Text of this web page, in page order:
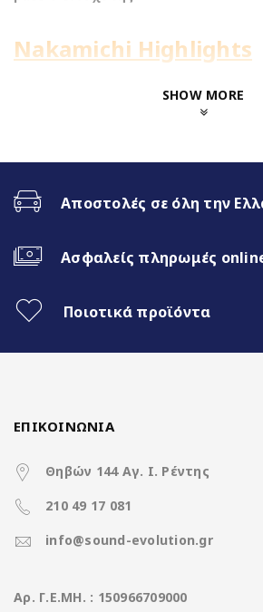
Nakamichi Highlights
1280*720 HD
8Core@1.8GHz |
WiFi Built-in
Fast Boot 1 sec
Ασύρματο CarPlay &
7 Color Button LED
Χαρακτηριστικά
SHOW MORE
Αποστολές σε όλη την
Ασφαλείς πληρωμές
Ποιοτικά προϊόντα
ΕΠΙΚΟΙΝΩΝΙΑ
Θηβών 144 Αγ. Ι. Ρέντης
210 49 17 081
info@sound-evolution.gr
Aρ. Γ.Ε.ΜΗ. : 150966709000